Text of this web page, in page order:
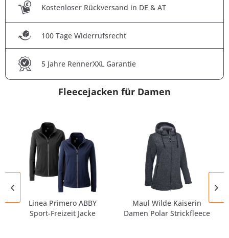
Kostenloser Rückversand in DE & AT
100 Tage Widerrufsrecht
5 Jahre RennerXXL Garantie
Fleecejacken für Damen
Linea Primero ABBY
Sport-Freizeit Jacke
Maul Wilde Kaiserin
Damen Polar Strickfleece